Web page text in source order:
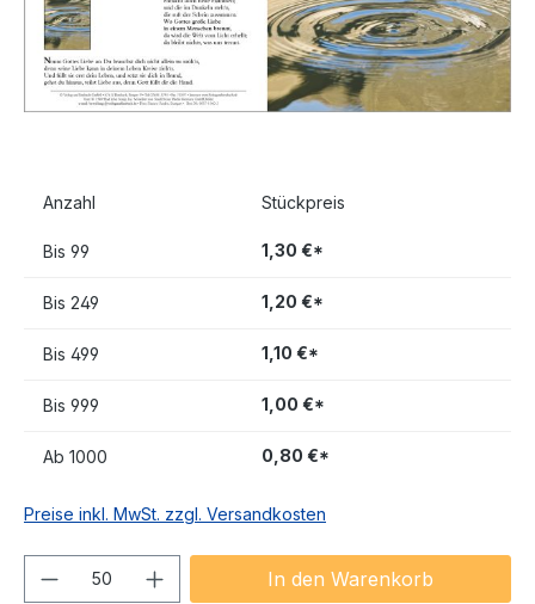
Anzahl Stückpreis
Bis 99 1,30 €*
Bis 249 1,20 €*
Bis 499 1,10 €*
Bis 999 1,00 €*
Ab 1000 0,80 €*
Preise inkl. MwSt. zzgl. Versandkosten
Produkt Anzahl: Gib denIn den Warenkorb